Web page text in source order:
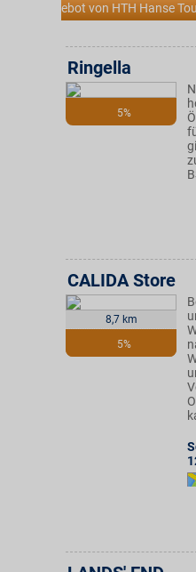
Zum Angebot von HTH Hanse
5%
Ringella
8,7 km
5%
CALIDA Store